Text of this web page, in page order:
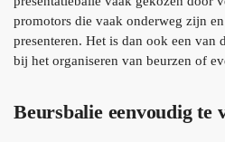
promotors die vaak onderweg zijn
presenteren. Het is dan ook een van
bij het organiseren van beurzen of
Beursbalie eenvoudig te